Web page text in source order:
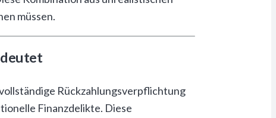
müssen.
Rückzahlungsverpflichtung
Finanzdelikte. Diese